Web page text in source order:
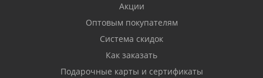
Акции
Оптовым покупателям
Система скидок
Как заказать
Подарочные карты и сертификаты